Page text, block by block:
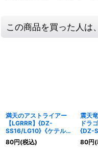
この商品を買った人は
満天のアストライアー
【LGRRR】{DZ-
SS16/LG10}《ケテルサ
ンクチュアリ》
80円(税込)
震天
ドラ
{DZ-
テル
80円